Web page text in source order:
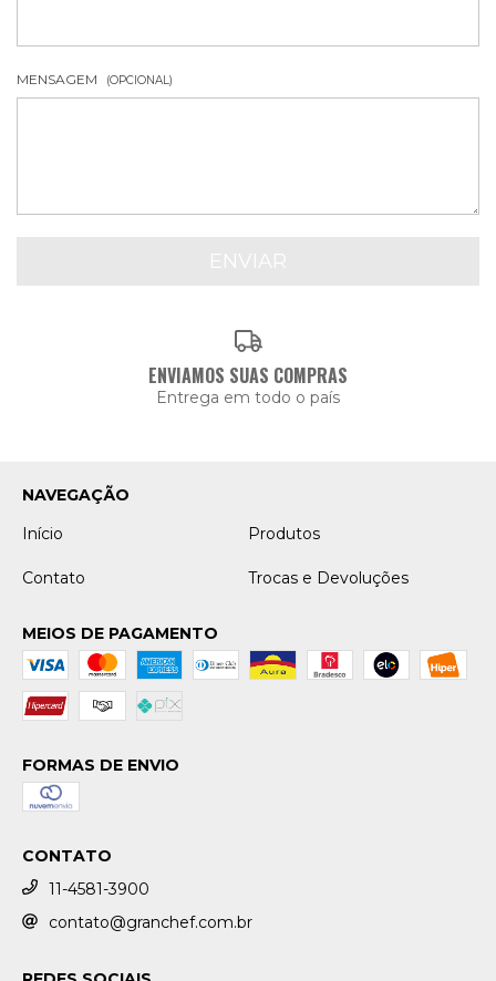
MENSAGEM (OPCIONAL)
ENVIAMOS SUAS COMPRAS
Entrega em todo o país
NAVEGAÇÃO
Início
Produtos
Contato Trocas e Devoluções
MEIOS DE PAGAMENTO
FORMAS DE ENVIO
CONTATO
11-4581-3900
contato@granchef.com.br